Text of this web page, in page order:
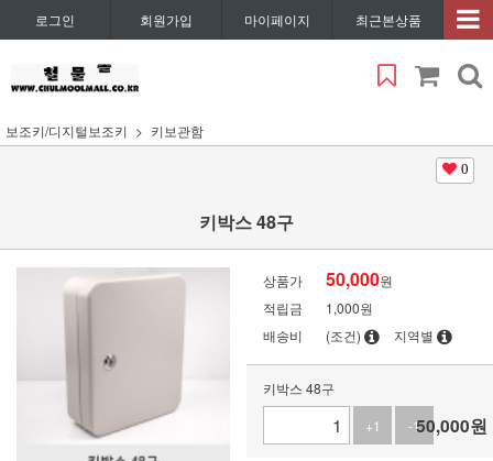
로그인 회원가입 마이페이지 최근본상품
보조키/디지털보조키 키보관함
0
키박스 48구
상품가 50,000원
적립금
1,000원
배송비
(조건) 지역별
키박스 48구
+1
-150,000원